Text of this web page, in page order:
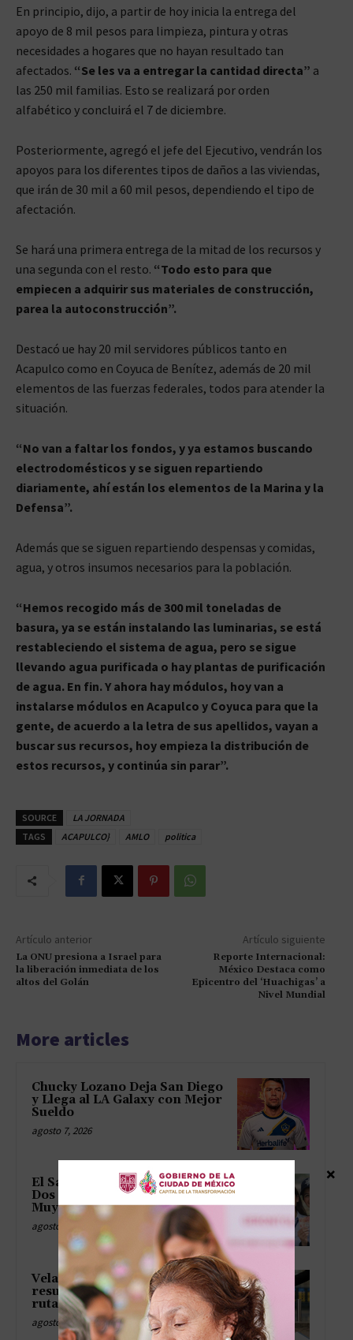
En principio, dijo, a partir de hoy inicia la entrega del
apoyo de 8 mil pesos para limpieza, pintura y otras
necesidades a hogares que no hayan resultado tan
afectados. “Se les va a entregar la cantidad directa” a
las 250 mil familias. Esto se realizará por orden
alfabético y concluirá el 7 de diciembre.
Posteriormente, agregó el jefe del Ejecutivo, vendrán los
apoyos para los diferentes tipos de daños a las viviendas,
que irán de 30 mil a 60 mil pesos, dependiendo el tipo de
afectación.
Se hará una primera entrega de la mitad de los recursos y
una segunda con el resto. “Todo esto para que
empiecen a adquirir sus materiales de construcción,
parea la autoconstrucción”.
Destacó ue hay 20 mil servidores públicos tanto en
Acapulco como en Coyuca de Benítez, además de 20 mil
elementos de las fuerzas federales, todos para atender la
situación.
“No van a faltar los fondos, y ya estamos buscando
electrodomésticos y se siguen repartiendo
diariamente, ahí están los elementos de la Marina y la
Defensa”.
Además que se siguen repartiendo despensas y comidas,
agua, y otros insumos necesarios para la población.
“Hemos recogido más de 300 mil toneladas de
basura, ya se están instalando las luminarias, se está
restableciendo el sistema de agua, pero se sigue
llevando agua purificada o hay plantas de purificación
de agua. En fin. Y ahora hay módulos, hoy van a
instalarse módulos en Acapulco y Coyuca para que la
gente, de acuerdo a la letra de sus apellidos, vayan a
buscar sus recursos, hoy empieza la distribución de
estos recursos, y continúa sin parar”.
SOURCE
LA JORNADA
TAGS
ACAPULCO} AMLO politica
Artículo anterior
La ONU presiona a Israel para
la liberación inmediata de los
altos del Golán
Artículo siguiente
Reporte Internacional:
México Destaca como
Epicentro del ‘Huachigas’ a
Nivel Mundial
More articles
Chucky Lozano Deja San Diego
y Llega al LA Galaxy con Mejor
Sueldo
agosto 7, 2026
El Salario Mínimo y la UMA:
Dos Gemelos que Crecieron
Muy Diferente
agosto 7, 2026
Velasco marca a Espá y
resucita embajadas con hoja de
ruta incluida
agosto 7, 2026
×